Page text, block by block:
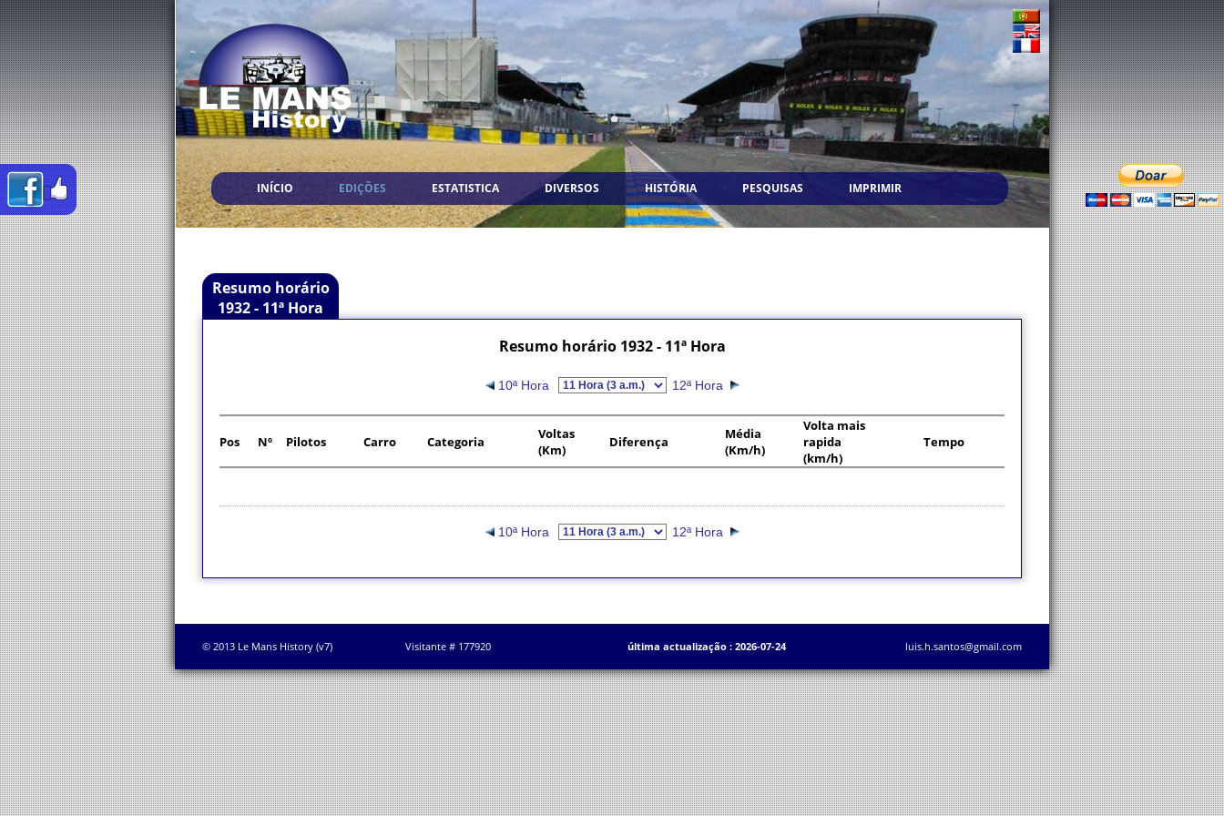
INÍCIO EDIÇÕES ESTATISTICA DIVERSOS HISTÓRIA PESQUISAS IMPRIMIR
Resumo horário
1932 - 11ª Hora
Resumo horário 1932 - 11ª Hora
10ª Hora 12ª Hora
Pos Nº Pilotos Carro Categoria
Voltas
(Km)
Diferença
Média
(Km/h)
Volta mais
rapida
(km/h)
Tempo
10ª Hora 12ª Hora
© 2013 Le Mans History (v7) Visitante # 177920 última actualização : 2026-07-24 luis.h.santos@gmail.com